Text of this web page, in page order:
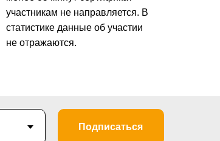
участникам не направляется. В
статистике данные об участии
не отражаются.
Подписаться